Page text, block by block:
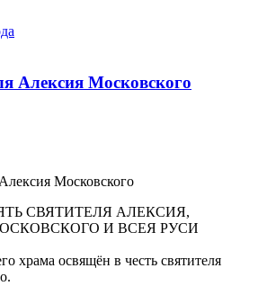
Алексия Московского
СВЯТИТЕЛЯ АЛЕКСИЯ,
И ВСЕЯ РУСИ
храма освящён в честь святителя